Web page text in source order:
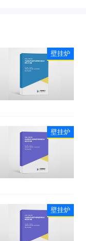
壁挂炉
壁挂炉
壁挂炉